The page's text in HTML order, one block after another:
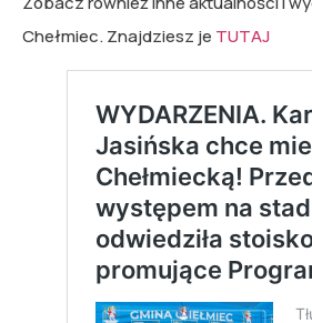
Chełmiec. Znajdziesz je TUTAJ